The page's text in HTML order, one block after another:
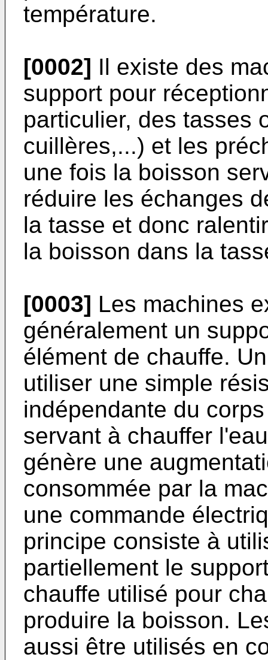
température.
[0002] Il existe des
support pour
particulier, des tasses
cuillères,...) et les
une fois la boisson
réduire les échanges
la tasse et donc
la boisson dans la
[0003] Les machines
généralement un
élément de chauffe.
utiliser une simple
indépendante du
servant à chauffer
génère une
consommée par la
une commande
principe consiste à
partiellement le
chauffe utilisé pour
produire la boisson.
aussi être utilisés en